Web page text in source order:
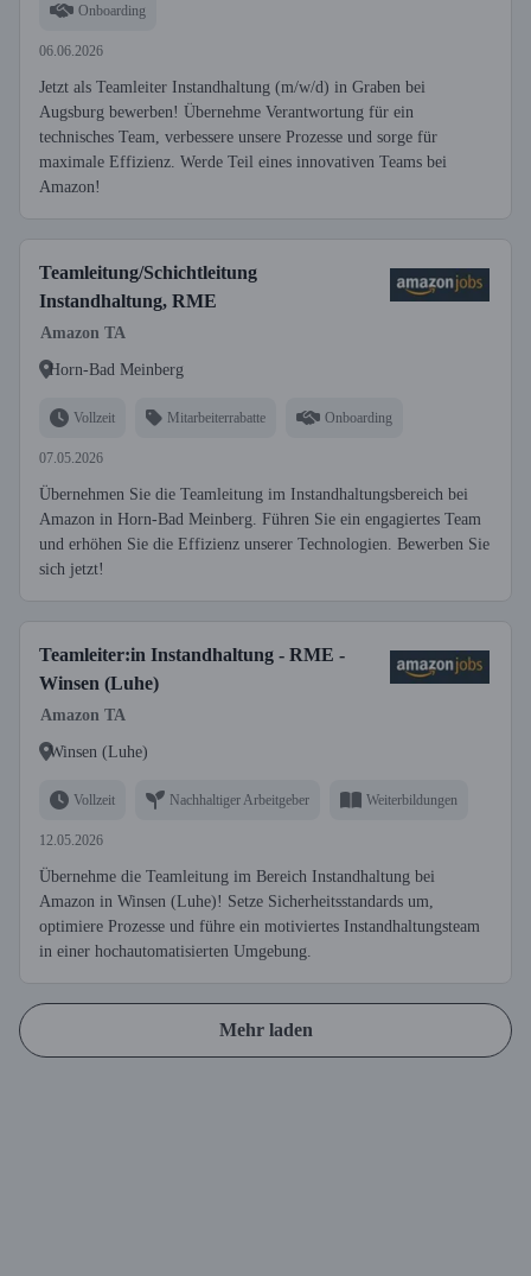
Onboarding
06.06.2026
Jetzt als Teamleiter Instandhaltung (m/w/d) in Graben bei
Augsburg bewerben! Übernehme Verantwortung für ein
technisches Team, verbessere unsere Prozesse und sorge für
maximale Effizienz. Werde Teil eines innovativen Teams bei
Amazon!
Teamleitung/Schichtleitung
Instandhaltung, RME
Amazon TA
Horn-Bad Meinberg
Vollzeit Mitarbeiterrabatte Onboarding
07.05.2026
Übernehmen Sie die Teamleitung im Instandhaltungsbereich bei
Amazon in Horn-Bad Meinberg. Führen Sie ein engagiertes Team
und erhöhen Sie die Effizienz unserer Technologien. Bewerben Sie
sich jetzt!
Teamleiter:in Instandhaltung - RME -
Winsen (Luhe)
Amazon TA
Winsen (Luhe)
Vollzeit Nachhaltiger Arbeitgeber Weiterbildungen
12.05.2026
Übernehme die Teamleitung im Bereich Instandhaltung bei
Amazon in Winsen (Luhe)! Setze Sicherheitsstandards um,
optimiere Prozesse und führe ein motiviertes Instandhaltungsteam
in einer hochautomatisierten Umgebung.
Mehr laden